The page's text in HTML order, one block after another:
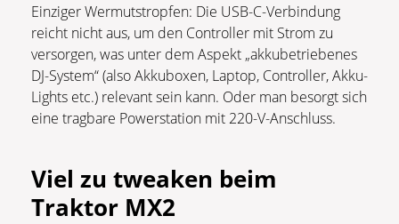
Einziger Wermutstropfen: Die USB-C-Verbindung
reicht nicht aus, um den Controller mit Strom zu
versorgen, was unter dem Aspekt „akkubetriebenes
DJ-System“ (also Akkuboxen, Laptop, Controller, Akku-
Lights etc.) relevant sein kann. Oder man besorgt sich
eine tragbare Powerstation mit 220-V-Anschluss.
Viel zu tweaken beim
Traktor MX2